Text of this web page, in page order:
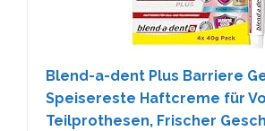
Blend-a-dent Plus Barriere
Speisereste Haftcreme für
Teilprothesen, Frischer